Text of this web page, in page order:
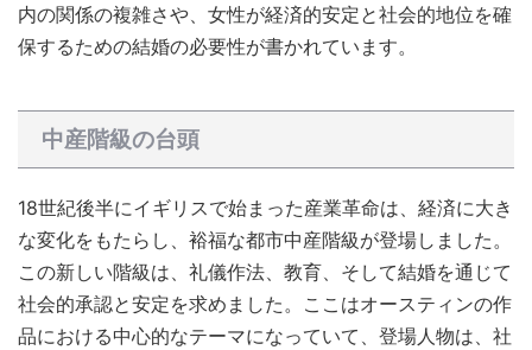
内の関係の複雑さや、女性が経済的安定と社会的地位を確
保するための結婚の必要性が書かれています。
中産階級の台頭
18世紀後半にイギリスで始まった産業革命は、経済に大き
な変化をもたらし、裕福な都市中産階級が登場しました。
この新しい階級は、礼儀作法、教育、そして結婚を通じて
社会的承認と安定を求めました。ここはオースティンの作
品における中心的なテーマになっていて、登場人物は、社